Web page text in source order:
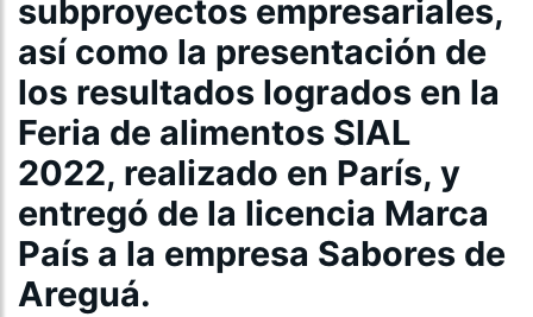
subproyectos empresariales,
así como la presentación de
los resultados logrados en la
Feria de alimentos SIAL
2022, realizado en París, y
entregó de la licencia Marca
País a la empresa Sabores de
Areguá.